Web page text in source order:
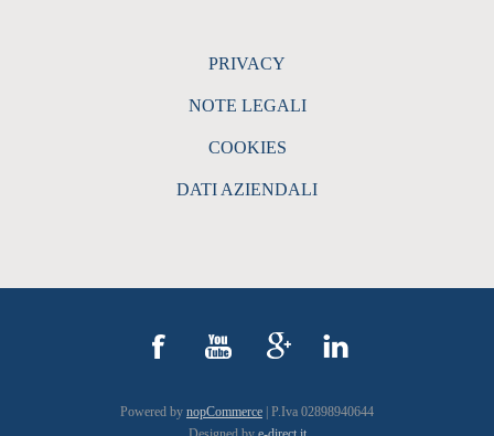
PRIVACY
NOTE LEGALI
COOKIES
DATI AZIENDALI
Powered by nopCommerce | P.Iva 02898940644